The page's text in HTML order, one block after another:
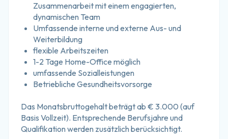
Zusammenarbeit mit einem engagierten,
dynamischen Team
Umfassende interne und externe Aus- und
Weiterbildung
flexible Arbeitszeiten
1-2 Tage Home-Office möglich
umfassende Sozialleistungen
Betriebliche Gesundheitsvorsorge
Das Monatsbruttogehalt beträgt ab € 3.000 (auf
Basis Vollzeit). Entsprechende Berufsjahre und
Qualifikation werden zusätzlich berücksichtigt.